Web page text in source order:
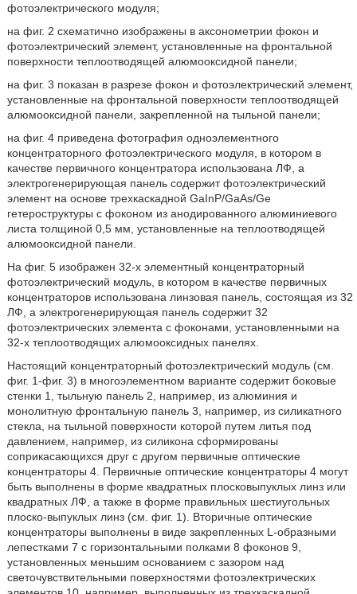
фотоэлектрического модуля;
на фиг. 2 схематично изображены в аксонометрии фокон и
фотоэлектрический элемент, установленные на фронтальной
поверхности теплоотводящей алюмооксидной панели;
на фиг. 3 показан в разрезе фокон и фотоэлектрический элемент,
установленные на фронтальной поверхности теплоотводящей
алюмооксидной панели, закрепленной на тыльной панели;
на фиг. 4 приведена фотография одноэлементного
концентраторного фотоэлектрического модуля, в котором в
качестве первичного концентратора использована ЛФ, а
электрогенерирующая панель содержит фотоэлектрический
элемент на основе трехкаскадной GaInP/GaAs/Ge
гетероструктуры с фоконом из анодированного алюминиевого
листа толщиной 0,5 мм, установленные на теплоотводящей
алюмооксидной панели.
На фиг. 5 изображен 32-х элементный концентраторный
фотоэлектрический модуль, в котором в качестве первичных
концентраторов использована линзовая панель, состоящая из 32
ЛФ, а электрогенерирующая панель содержит 32
фотоэлектрических элемента с фоконами, установленными на
32-х теплоотводящих алюмооксидных панелях.
Настоящий концентраторный фотоэлектрический модуль (см.
фиг. 1-фиг. 3) в многоэлементном варианте содержит боковые
стенки 1, тыльную панель 2, например, из алюминия и
монолитную фронтальную панель 3, например, из силикатного
стекла, на тыльной поверхности которой путем литья под
давлением, например, из силикона сформированы
соприкасающихся друг с другом первичные оптические
концентраторы 4. Первичные оптические концентраторы 4 могут
быть выполнены в форме квадратных плосковыпуклых линз или
квадратных ЛФ, а также в форме правильных шестиугольных
плоско-выпуклых линз (см. фиг. 1). Вторичные оптические
концентраторы выполнены в виде закрепленных L-образными
лепестками 7 с горизонтальными полками 8 фоконов 9,
установленных меньшим основанием с зазором над
светочувствительными поверхностями фотоэлектрических